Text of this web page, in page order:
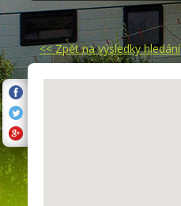
<<Zpět na výsledky hledání